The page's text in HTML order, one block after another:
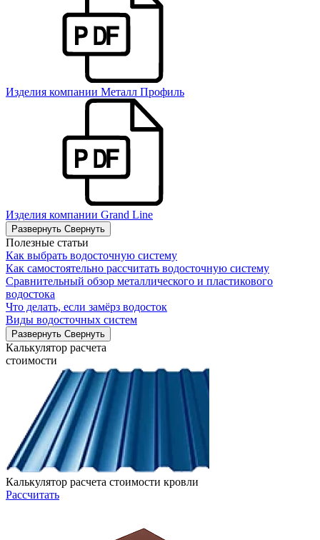
Изделия компании Металл Профиль
Изделия компании Grand Line
Развернуть Свернуть
Полезные статьи
Как выбрать водосточную систему
Как самостоятельно рассчитать водосточную систему
Сравнительный обзор металлического и пластикового
водостока
Что делать, если замёрз водосток
Виды водосточных систем
Развернуть Свернуть
Калькулятор расчета
стоимости
Калькулятор расчета стоимости кровли
Рассчитать